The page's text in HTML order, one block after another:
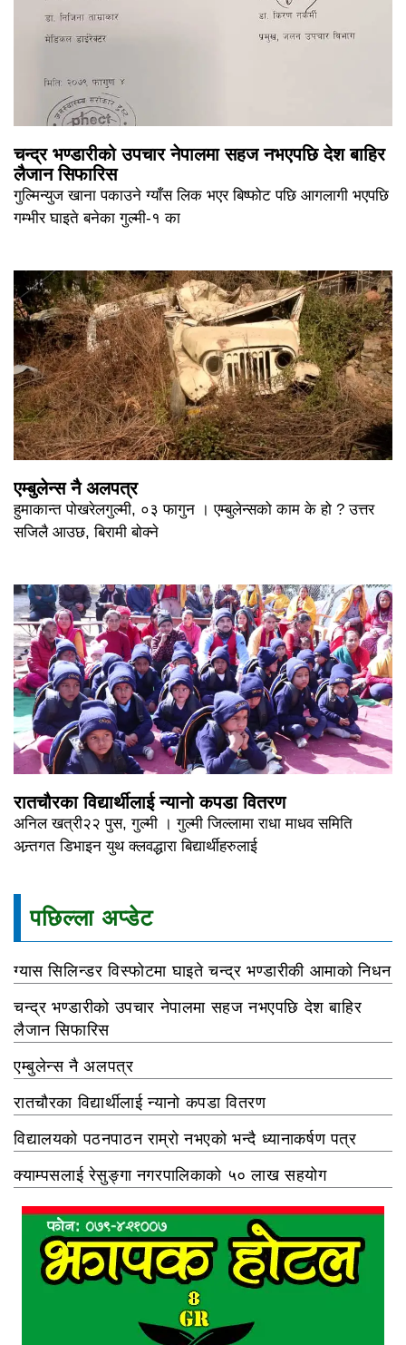
चन्द्र भण्डारीको उपचार नेपालमा सहज नभएपछि देश बाहिर
लैजान सिफारिस
गुल्मिन्युज खाना पकाउने ग्याँस लिक भएर बिष्फोट पछि आगलागी भएपछि
गम्भीर घाइते बनेका गुल्मी-१ का
एम्बुलेन्स नै अलपत्र
हुमाकान्त पोखरेलगुल्मी, ०३ फागुन । एम्बुलेन्सको काम के हो ? उत्तर
सजिलै आउछ, बिरामी बोक्ने
रातचौरका विद्यार्थीलाई न्यानो कपडा वितरण
अनिल खत्री२२ पुस, गुल्मी । गुल्मी जिल्लामा राधा माधव समिति
अन्र्तगत डिभाइन युथ क्लवद्धारा बिद्यार्थीहरुलाई
पछिल्ला अप्डेट
ग्यास सिलिन्डर विस्फोटमा घाइते चन्द्र भण्डारीकी आमाको निधन
चन्द्र भण्डारीको उपचार नेपालमा सहज नभएपछि देश बाहिर
लैजान सिफारिस
एम्बुलेन्स नै अलपत्र
रातचौरका विद्यार्थीलाई न्यानो कपडा वितरण
विद्यालयको पठनपाठन राम्रो नभएको भन्दै ध्यानाकर्षण पत्र
क्याम्पसलाई रेसुङ्गा नगरपालिकाको ५० लाख सहयोग